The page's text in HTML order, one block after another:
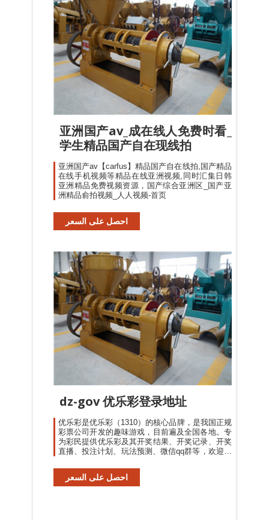
亚洲国产av_成在线人免费时看_
学生精品国产自在现线拍
亚洲国产av【carfus】精品国产自在线拍,国产精品
在线手机视频等精品在线亚洲视频,同时汇集日韩
亚洲精品免费视频资源，国产综合亚洲区_国产亚
洲精品俞拍视频_人人视频-首页
احصل على السعر
dz-gov 优乐彩登录地址
优乐彩是优乐彩（1310）的核心品牌，是我国正规
彩票公司开发的趣味游戏，目前遍及全国各地。专
为彩民提供优乐彩及其开奖结果、开奖记录、开奖
直播、投注计划、玩法预测、微信qq群等，欢迎光
彩！
احصل على السعر